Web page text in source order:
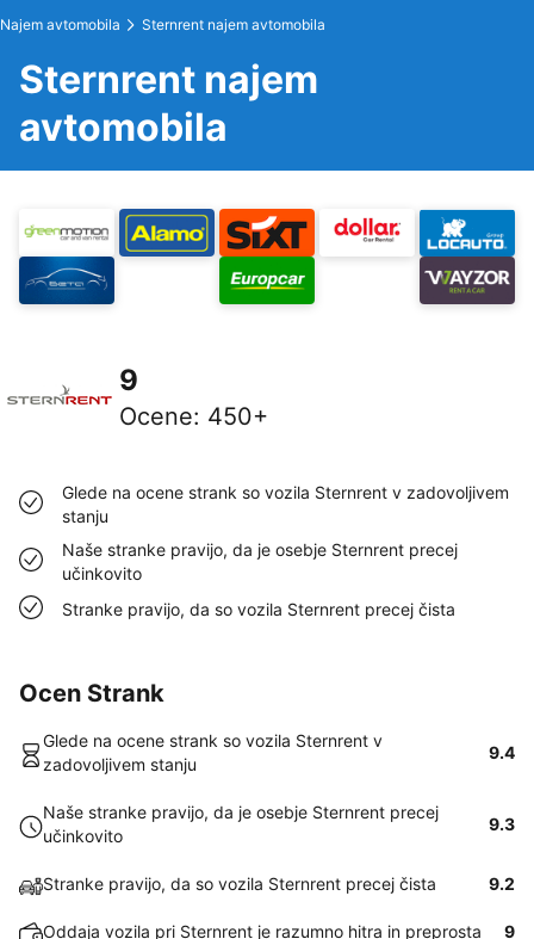
Najem avtomobila Sternrent najem avtomobila
Sternrent najem
avtomobila
9
Ocene: 450+
Glede na ocene strank so vozila Sternrent v zadovoljivem
stanju
Naše stranke pravijo, da je osebje Sternrent precej
učinkovito
Stranke pravijo, da so vozila Sternrent precej čista
Ocen Strank
Glede na ocene strank so vozila Sternrent v
zadovoljivem stanju
9.4
Naše stranke pravijo, da je osebje Sternrent precej
učinkovito
9.3
Stranke pravijo, da so vozila Sternrent precej čista 9.2
Oddaja vozila pri Sternrent je razumno hitra in preprosta 9